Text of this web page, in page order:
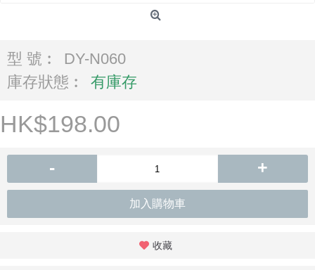
型 號︰
DY-N060
庫存狀態︰
有庫存
HK$198.00
- +
加入購物車
收藏